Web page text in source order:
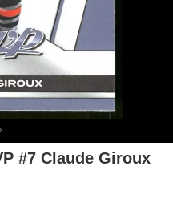
#7 Claude Giroux